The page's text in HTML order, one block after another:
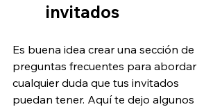
invitados
Es buena idea crear una sección de
preguntas frecuentes para abordar
cualquier duda que tus invitados
puedan tener. Aquí te dejo algunos